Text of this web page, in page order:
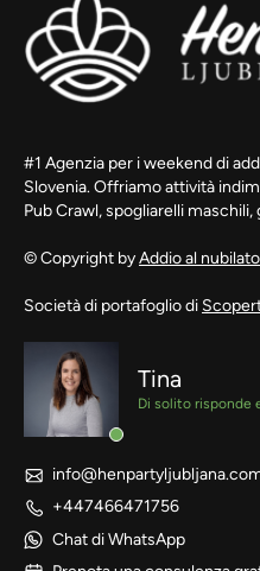
#1 Agenzia per i weekend di
Slovenia. Offriamo attività
Pub Crawl, spogliarelli maschili,
© Copyright byAddio al
Società di portafoglio di
Tina
Di solito risponde
+447466471756
Chat di WhatsApp